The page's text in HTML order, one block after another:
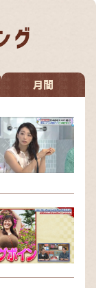
月間